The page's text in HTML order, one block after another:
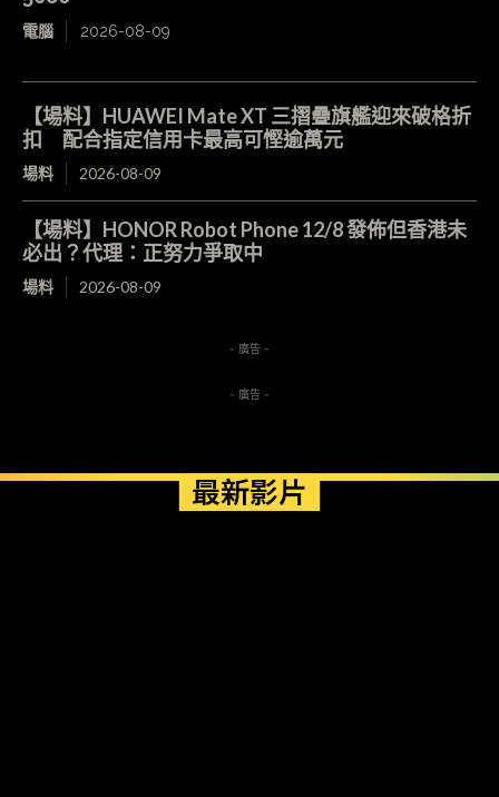
電腦 2026-08-09
【場料】HUAWEI Mate XT 三摺疊旗艦迎來破格折
扣 配合指定信用卡最高可慳逾萬元
場料 2026-08-09
【場料】HONOR Robot Phone 12/8 發佈但香港未
必出？代理：正努力爭取中
場料 2026-08-09
- 廣告 -
- 廣告 -
最新影片